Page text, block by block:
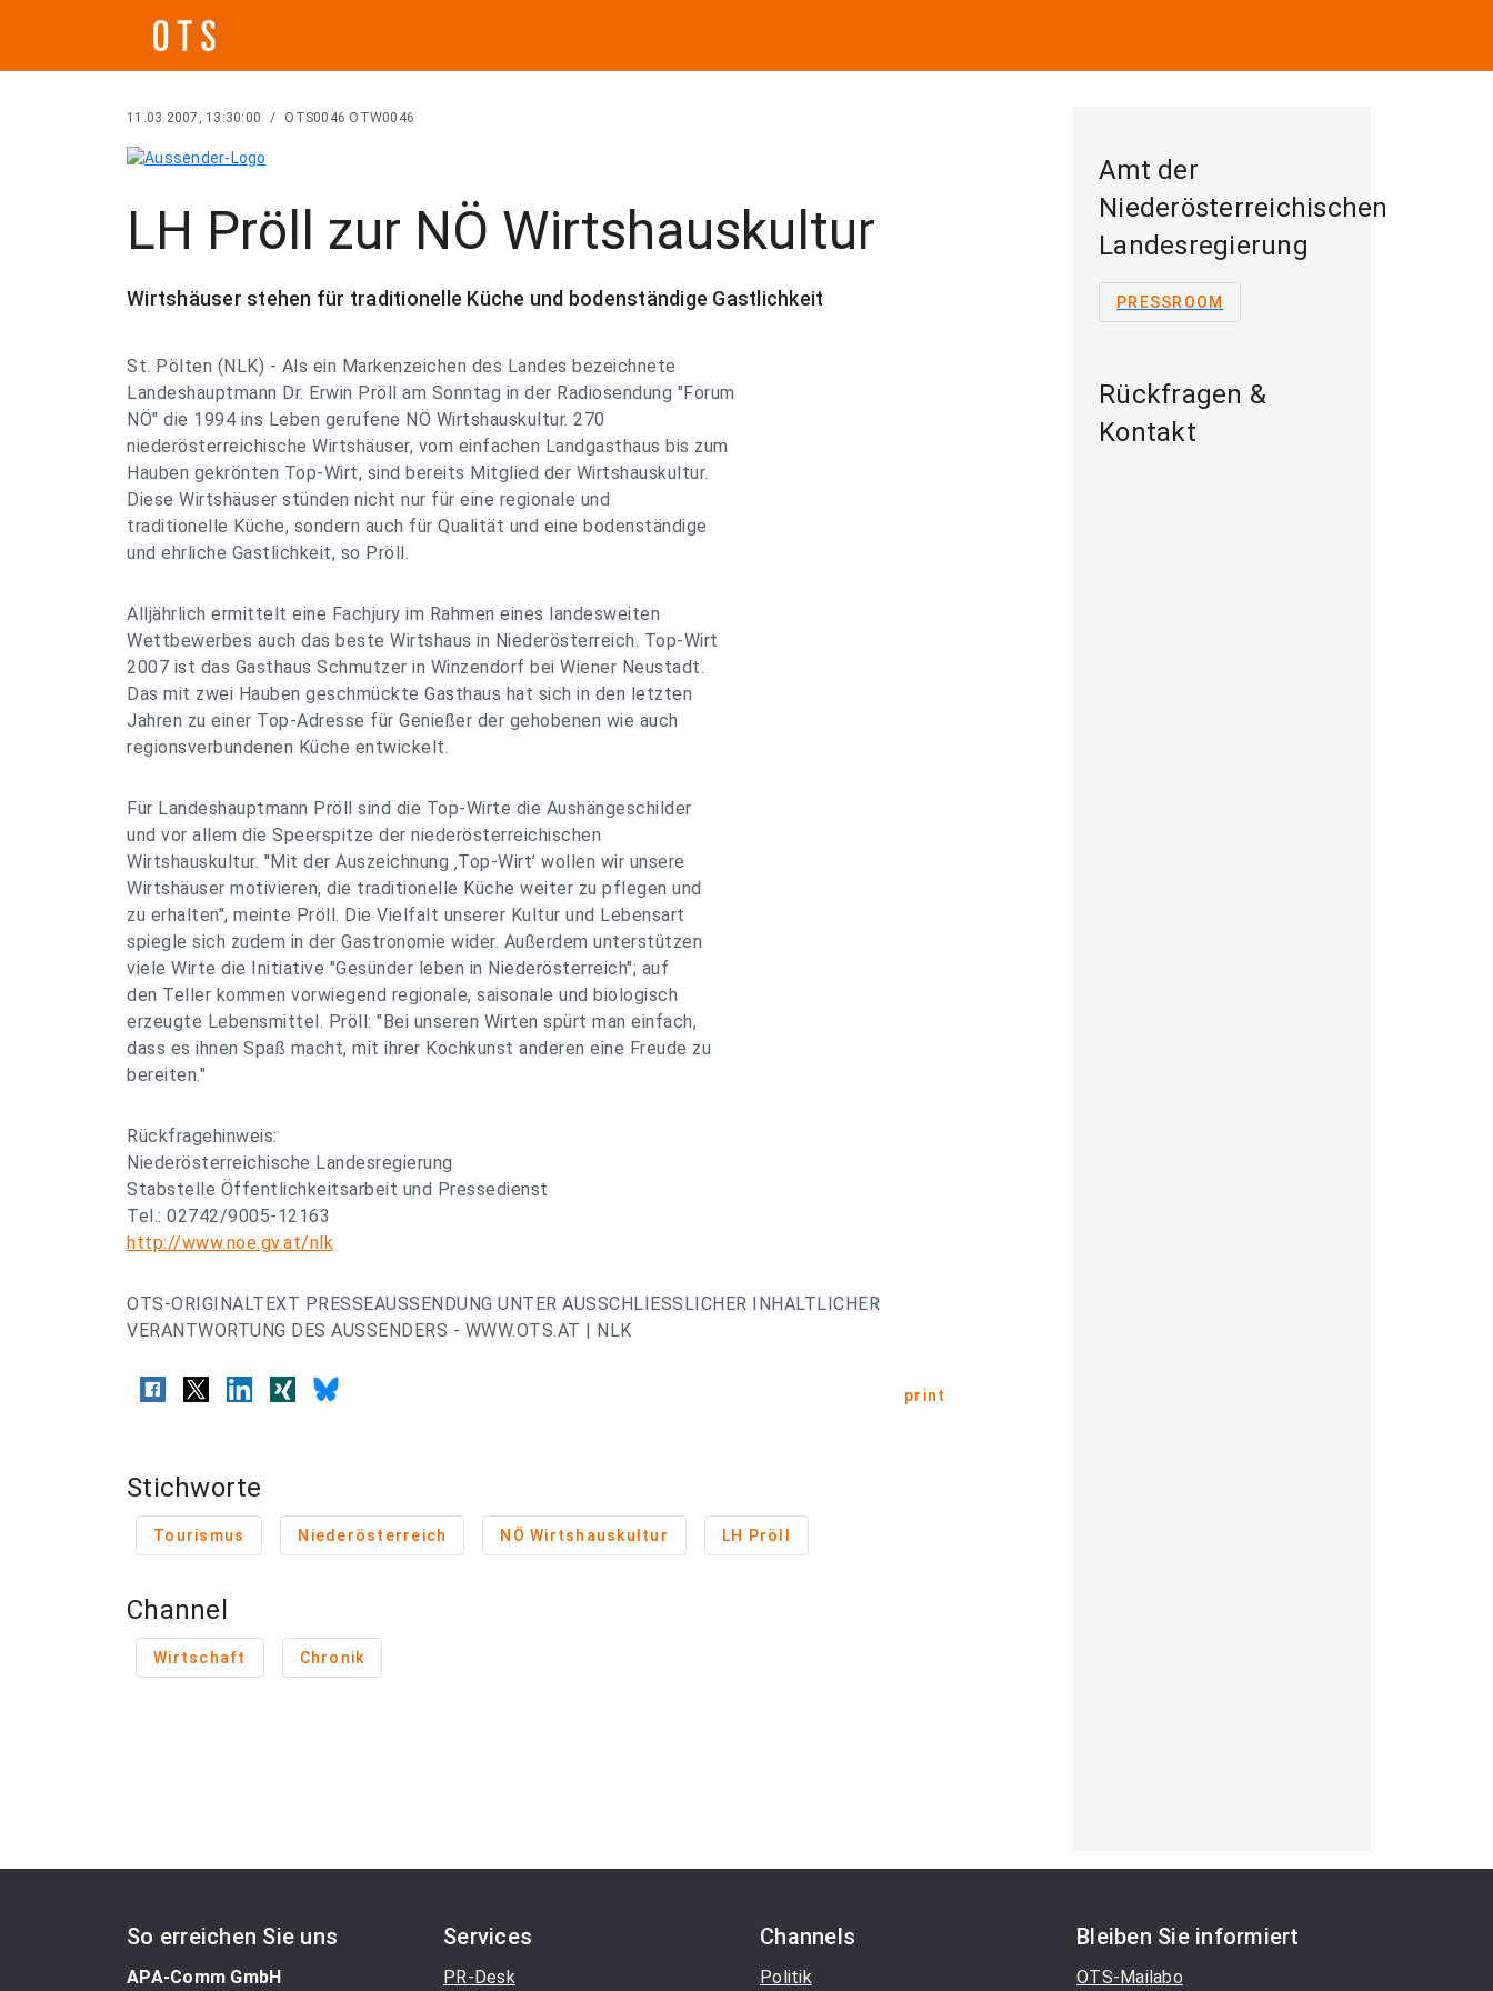
11.03.2007, 13:30:00 / OTS0046 OTW0046
LH Pröll zur NÖ Wirtshauskultur
Wirtshäuser stehen für traditionelle Küche und bodenständige Gastlichkeit
St. Pölten (NLK) - Als ein Markenzeichen des Landes bezeichnete
Landeshauptmann Dr. Erwin Pröll am Sonntag in der Radiosendung "Forum
NÖ" die 1994 ins Leben gerufene NÖ Wirtshauskultur. 270
niederösterreichische Wirtshäuser, vom einfachen Landgasthaus bis zum
Hauben gekrönten Top-Wirt, sind bereits Mitglied der Wirtshauskultur.
Diese Wirtshäuser stünden nicht nur für eine regionale und
traditionelle Küche, sondern auch für Qualität und eine bodenständige
und ehrliche Gastlichkeit, so Pröll.
Alljährlich ermittelt eine Fachjury im Rahmen eines landesweiten
Wettbewerbes auch das beste Wirtshaus in Niederösterreich. Top-Wirt
2007 ist das Gasthaus Schmutzer in Winzendorf bei Wiener Neustadt.
Das mit zwei Hauben geschmückte Gasthaus hat sich in den letzten
Jahren zu einer Top-Adresse für Genießer der gehobenen wie auch
regionsverbundenen Küche entwickelt.
Für Landeshauptmann Pröll sind die Top-Wirte die Aushängeschilder
und vor allem die Speerspitze der niederösterreichischen
Wirtshauskultur. "Mit der Auszeichnung ‚Top-Wirt’ wollen wir unsere
Wirtshäuser motivieren, die traditionelle Küche weiter zu pflegen und
zu erhalten", meinte Pröll. Die Vielfalt unserer Kultur und Lebensart
spiegle sich zudem in der Gastronomie wider. Außerdem unterstützen
viele Wirte die Initiative "Gesünder leben in Niederösterreich"; auf
den Teller kommen vorwiegend regionale, saisonale und biologisch
erzeugte Lebensmittel. Pröll: "Bei unseren Wirten spürt man einfach,
dass es ihnen Spaß macht, mit ihrer Kochkunst anderen eine Freude zu
bereiten."
Rückfragehinweis:
Niederösterreichische Landesregierung
Stabstelle Öffentlichkeitsarbeit und Pressedienst
Tel.: 02742/9005-12163
http://www.noe.gv.at/nlk
OTS-ORIGINALTEXT PRESSEAUSSENDUNG UNTER AUSSCHLIESSLICHER INHALTLICHER
VERANTWORTUNG DES AUSSENDERS - WWW.OTS.AT | NLK
print
Stichworte
Tourismus Niederösterreich NÖ Wirtshauskultur LH Pröll
Channel
Wirtschaft Chronik
Amt der
Niederösterreichischen
Landesregierung
PRESSROOM
Rückfragen &
Kontakt
So erreichen Sie uns
APA-Comm GmbH
Services
PR-Desk
Channels
Politik
Bleiben Sie informiert
OTS-Mailabo